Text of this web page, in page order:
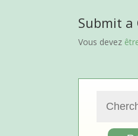
Submit a
Vous devez